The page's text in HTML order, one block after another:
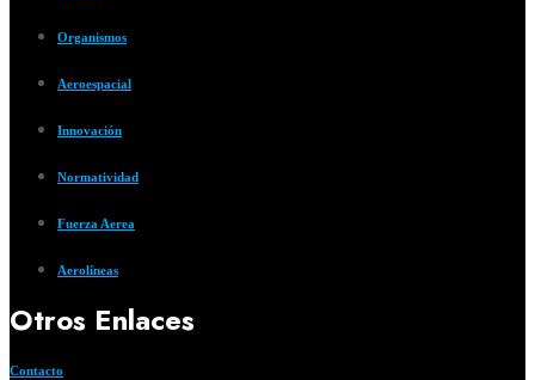
Organismos
Aeroespacial
Innovación
Normatividad
Fuerza Aerea
Aerolíneas
Otros Enlaces
Contacto